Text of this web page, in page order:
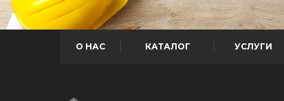
О НАС КАТАЛОГ УСЛУГИ